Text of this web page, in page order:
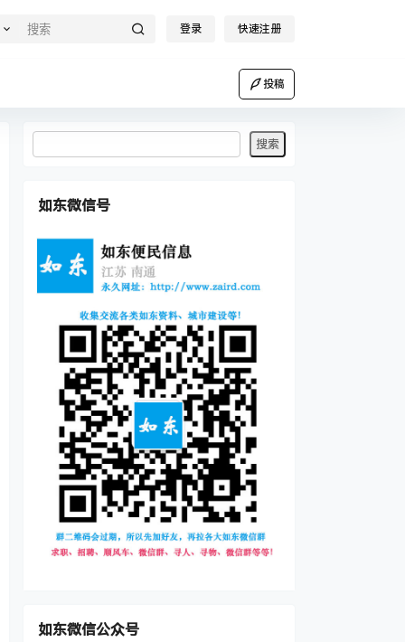
登录 快速注册
投稿
如东微信号
如东微信公众号